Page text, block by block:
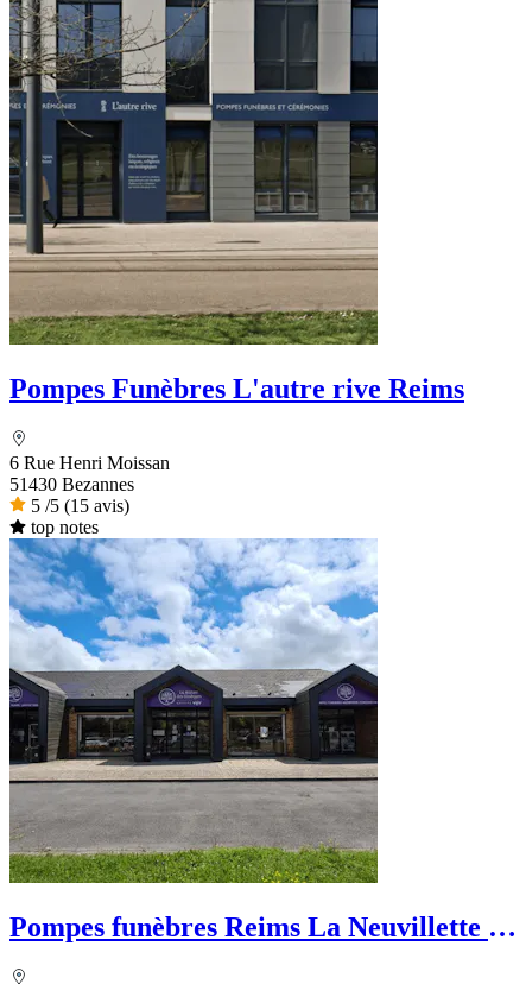
Pompes Funèbres L'autre rive Reims
6 Rue Henri Moissan
51430 Bezannes
5 /5 (15 avis)
top notes
Pompes funèbres Reims La Neuvillette -